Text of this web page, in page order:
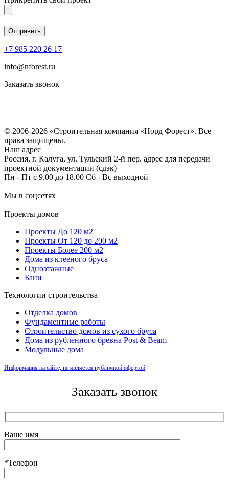
+7 985 220 26 17
info@nforest.ru
Заказать звонок
© 2006-2026 «Строительная компания «Норд Форест». Все
права защищены.
Наш адрес
Россия, г. Калуга, ул. Тульский 2-й пер. адрес для передачи
проектной документации (сдэк)
Пн - Пт с 9.00 до 18.00 Сб - Вс выходной
Мы в соцсетях
Проекты домов
Проекты До 120 м2
Проекты От 120 до 200 м2
Проекты Более 200 м2
Дома из клееного бруса
Одноэтажные
Бани
Технологии строительства
Отделка домов
Фундаментные работы
Строительство домов из сухого бруса
Дома из рубленного бревна Post & Beam
Модульные дома
Информация на сайте, не является публичной офертой
Заказать звонок
Ваше имя
*Телефон